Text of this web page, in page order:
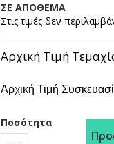
ΣΕ ΑΠΟΘΕΜΑ
Αρχική Τιμή
Αρχική Τιμή
Ποσότητα